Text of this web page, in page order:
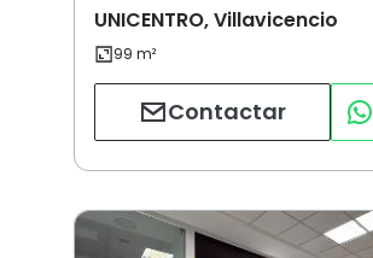
UNICENTRO, Villavicencio
Contactar